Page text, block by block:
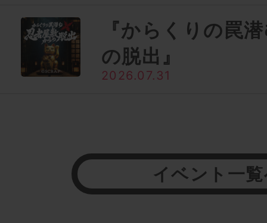
『からくりの罠
の脱出』
2026.07.31
イベント一